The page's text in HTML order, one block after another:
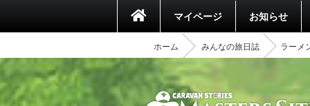
マイページ お知らせ
ホーム みんなの旅日誌 ラーメ